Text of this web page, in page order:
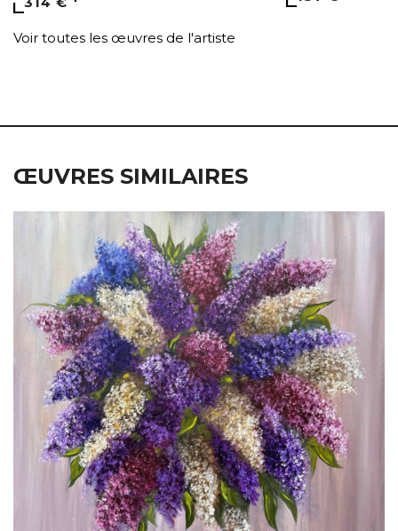
Voir toutes les œuvres de l'artiste
ŒUVRES SIMILAIRES